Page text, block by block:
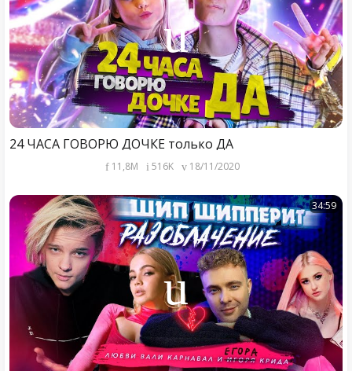
24 ЧАСА ГОВОРЮ ДОЧКЕ только ДА
11,8M 516K 18/11/2020
34:59